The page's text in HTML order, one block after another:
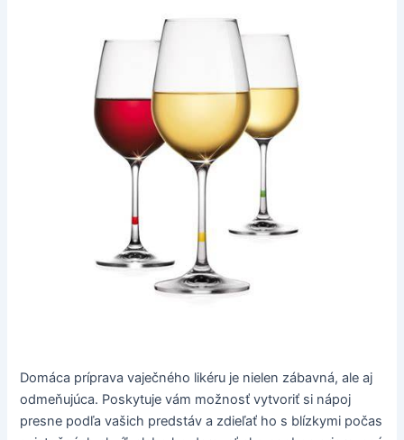
Domáca príprava vaječného likéru je nielen zábavná, ale aj
odmeňujúca. Poskytuje vám možnosť vytvoriť si nápoj
presne podľa vašich predstáv a zdieľať ho s blízkymi počas